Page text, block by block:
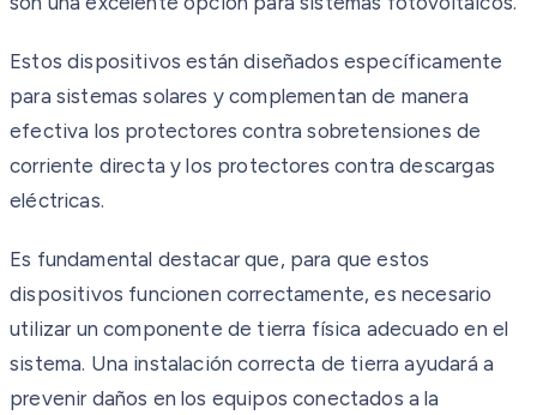
Estos dispositivos están diseñados específicamente
para sistemas solares y complementan de manera
efectiva los protectores contra sobretensiones de
corriente directa y los protectores contra descargas
eléctricas.
Es fundamental destacar que, para que estos
dispositivos funcionen correctamente, es necesario
utilizar un componente de tierra física adecuado en el
sistema. Una instalación correcta de tierra ayudará a
prevenir daños en los equipos conectados a la